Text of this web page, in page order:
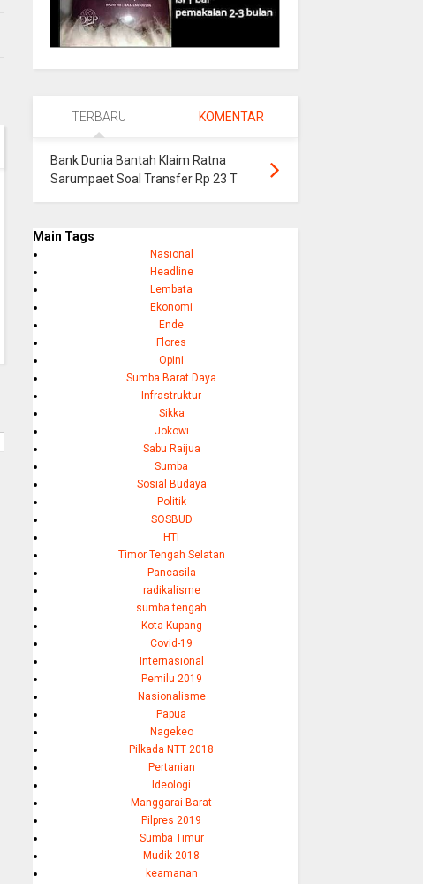
TERBARU KOMENTAR
Bank Dunia Bantah Klaim Ratna
Sarumpaet Soal Transfer Rp 23 T
Main Tags
Nasional
Headline
Lembata
Ekonomi
Ende
Flores
Opini
Sumba Barat Daya
Infrastruktur
Sikka
Jokowi
Sabu Raijua
Sumba
Sosial Budaya
Politik
SOSBUD
HTI
Timor Tengah Selatan
Pancasila
radikalisme
sumba tengah
Kota Kupang
Covid-19
Internasional
Pemilu 2019
Nasionalisme
Papua
Nagekeo
Pilkada NTT 2018
Pertanian
Ideologi
Manggarai Barat
Pilpres 2019
Sumba Timur
Mudik 2018
keamanan